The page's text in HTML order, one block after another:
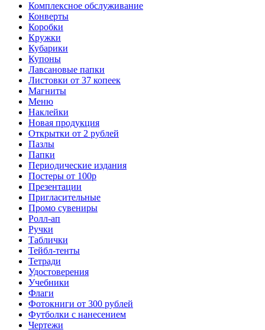
Комплексное обслуживание
Конверты
Коробки
Кружки
Кубарики
Купоны
Лавсановые папки
Листовки от 37 копеек
Магниты
Меню
Наклейки
Новая продукция
Открытки от 2 рублей
Пазлы
Папки
Периодические издания
Постеры от 100р
Презентации
Пригласительные
Промо сувениры
Ролл-ап
Ручки
Таблички
Тейбл-тенты
Тетради
Удостоверения
Учебники
Флаги
Фотокниги от 300 рублей
Футболки с нанесением
Чертежи